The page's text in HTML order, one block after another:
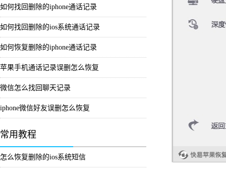
如何找回删除的iphone通话记录
如何找回删除的ios系统通话记录
如何恢复删除的iphone通话记录
苹果手机通话记录误删怎么恢复
微信怎么找回聊天记录
iphone微信好友误删怎么恢复
常用教程
怎么恢复删除的ios系统短信